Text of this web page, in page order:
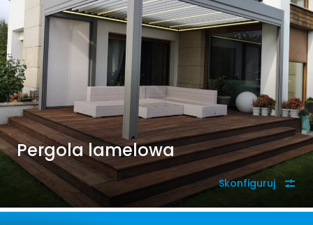
Pergola lamelowa
Skonfiguruj